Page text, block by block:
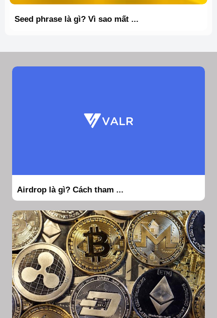
Seed phrase là gì? Vì sao mất ...
Airdrop là gì? Cách tham ...